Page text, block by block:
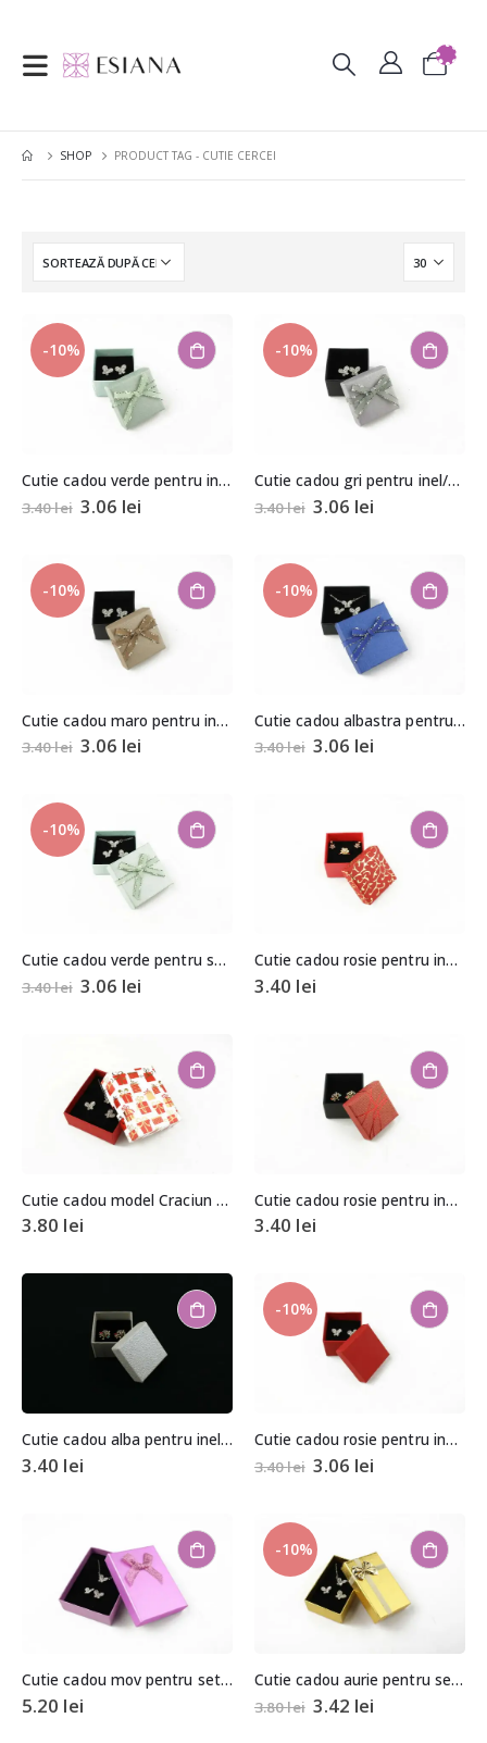
SHOP PRODUCT TAG - CUTIE CERCEI
-10%
Cutie cadou verde pentru inel/cercei 3,5×4,5×4,5cm
3.40lei 3.06 lei
-10%
Cutie cadou gri pentru inel/cercei 3,5×4,5×4,5cm
3.40lei 3.06 lei
-10%
Cutie cadou maro pentru inel/cercei 3,5×4,5×4,5cm
3.40lei 3.06 lei
-10%
Cutie cadou albastra pentru set (cercei, colier si inel) 2,5×5,5×5,5cm
3.40lei 3.06 lei
-10%
Cutie cadou verde pentru set (cercei, colier si inel) 2,5×5,5×5,5cm
3.40lei 3.06 lei
Cutie cadou rosie pentru inel/cercei 3,5×4,5×4,5cm
3.40 lei
Cutie cadou model Craciun pentru set (cercei, colier si inel) 3x7x8cm
3.80 lei
Cutie cadou rosie pentru inel/cercei 3,5×4,5×4,5cm
3.40 lei
Cutie cadou alba pentru inel/cercei 3,5×4,5×4,5cm
3.40 lei
-10%
Cutie cadou rosie pentru inel/cercei 3,5×4,5×4,5cm
3.40lei 3.06 lei
Cutie cadou mov pentru set (cercei, colier si inel) 2,5x7x9,5cm
5.20 lei
-10%
Cutie cadou aurie pentru set (cercei, colier si inel) 2,5x5x8cm
3.80lei 3.42 lei